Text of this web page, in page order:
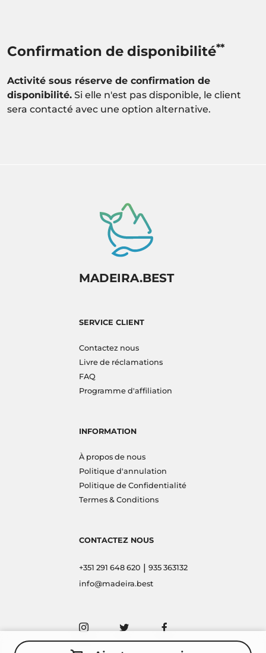
Confirmation de disponibilité**
Activité sous réserve de confirmation de
disponibilité. Si elle n'est pas disponible, le client
sera contacté avec une option alternative.
MADEIRA.BEST
SERVICE CLIENT
Contactez nous
Livre de réclamations
FAQ
Programme d'affiliation
INFORMATION
À propos de nous
Politique d'annulation
Politique de Confidentialité
Termes & Conditions
CONTACTEZ NOUS
+351 291 648 620 | 935 363132
info@madeira.best